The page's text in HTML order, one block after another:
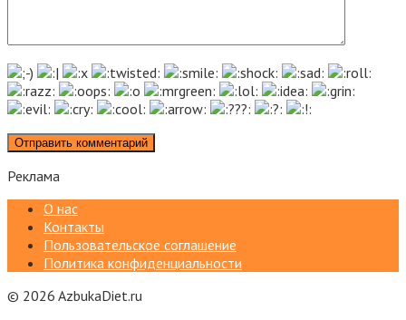
Реклама
О нас
Контакты
Пользовательское соглашение
Политика конфиденциальности
© 2026 AzbukaDiet.ru